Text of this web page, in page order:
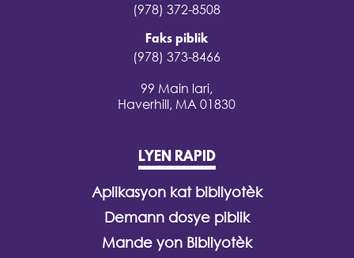
(978) 372-8508
Faks piblik
(978) 373-8466
99 Main lari,
Haverhill, MA 01830
LYEN RAPID
Aplikasyon kat bibliyotèk
Demann dosye piblik
Mande yon Bibliyotèk